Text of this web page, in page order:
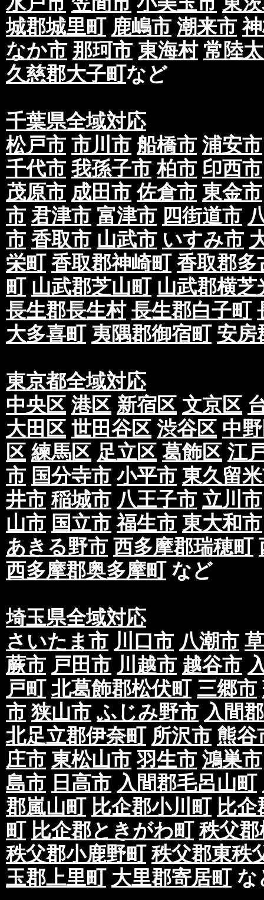
当社の役員、社員、協働者は、個人情報保護や
イドラインその他の関連規範を遵守します。
当社は、社会が要請している個人情報保護が効
情報保護方針および社内規程類を継続して改善
当社所定の窓口にて、合理的な範囲で対応いた
[お問い合わせ先]
・未來総合広告株式会社
お問い合わせ方法：ご相談窓口フォーム
●利用規約について
第一条 ポスティングについて
①配布期間について、お約束の期日までに配布
ただきますが、悪天候、災害、積雪、その他配
高い事象、配布スタッフの安全の確保ができな
は、期間を延長させていただく可能性もござ
い。
また、業務の性質上、多少期間内より前後する
く場合がございます。
当社発行の見積書・注文書に記載している配布
仮に1ヶ月間でご依頼があった場合、前半や後
ございます。
このように期間内でバランスよく配布を行なう
場合もございますので予めご了承下さい。
②配布実施後、「反響がなかった」等の反響に
お問い合わせに関して、お受けできませんので
配布の証明は、配布報告書になりますので予め
③配布エリアについて、現場の状況により、部
は誤差が生じる場合がございます。そのため、
ても配布されない場合がございますので予めご
④実際の配布可能枚数が部数表の配布可能枚数
余剰分を配布させていただきます。
⑤当社、実績のご案内としてお客様からいただ
記事、表記の削除をご希望のお客様はお手数で
いたします。速やかにお客様のご指示通りに削
第二条 印刷・印刷物納品について
①データ入稿(予めご案内を行っているご入稿
(ai,eps,pdf以外の形式での入稿やサイズの間違
か支給されない場合を含む)による入稿の遅れ
場合のご納品の遅れがあった場合には、別途費
す。
また、本来の配布開始日及び、期間が遅延する
は、再入稿及びご納品の遅延日数に合わせて再
なお、初期の日程や別の日程での配布を希望さ
生する場合がございます。
ただし、日程的に不可能な場合もございますの
を理由としたキャンセルはキャンセル料が発生
②印刷データはai、eps(※確認用PDFファイルと
データ入稿をお願いいたします。完全データ入
タの間違いや印刷のズレ等に関しましては当社
城郡城里町 鹿嶋市 潮来市
なか市 那珂市 東海村 常陸
久慈郡大子町など
千葉県全域対応
松戸市 市川市 船橋市 浦安市
千代市 我孫子市 柏市 印西市
茂原市 成田市 佐倉市 東金市
市 君津市 富津市 四街道市
市 香取市 山武市 いすみ市
栄町 香取郡神崎町 香取郡多
町 山武郡芝山町 山武郡横芝
長生郡長生村 長生郡白子町
大多喜町 夷隅郡御宿町 安房
東京都全域対応
中央区 港区 新宿区 文京区
大田区 世田谷区 渋谷区 中
区 練馬区 足立区 葛飾区 江
市 国分寺市 小平市 東久留
井市 稲城市 八王子市 立川市
山市 国立市 福生市 東大和市
あきる野市 西多摩郡瑞穂町
西多摩郡奥多摩町など
埼玉県全域対応
さいたま市 川口市 八潮市
蕨市 戸田市 川越市 越谷市
戸町 北葛飾郡松伏町 三郷市
市 狭山市 ふじみ野市 入間
北足立郡伊奈町 所沢市 熊谷
庄市 東松山市 羽生市 鴻巣市
島市 日高市 入間郡毛呂山町
郡嵐山町 比企郡小川町 比
町 比企郡ときがわ町 秩父
秩父郡小鹿野町 秩父郡東秩
玉郡上里町 大里郡寄居町な